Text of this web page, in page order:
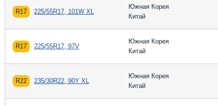
R17 225/55R17, 101W XL
Южная Корея
Китай
R17 225/55R17, 97V
Южная Корея
Китай
R22 235/30R22, 90Y XL
Южная Корея
Китай